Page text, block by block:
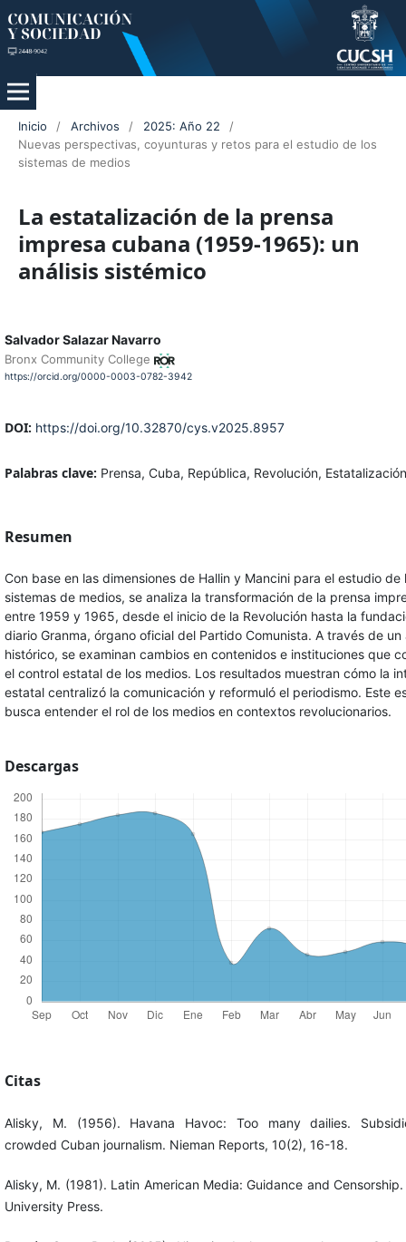
Inicio / Archivos / 2025: Año 22
/
Nuevas perspectivas, coyunturas y retos para el estudio de los
sistemas de medios
La estatalización de la prensa
impresa cubana (1959-1965): un
análisis sistémico
Salvador Salazar Navarro
Bronx Community College
https://orcid.org/0000-0003-0782-3942
DOI: https://doi.org/10.32870/cys.v2025.8957
Palabras clave: Prensa, Cuba, República, Revolución, Estatalización
Resumen
Con base en las dimensiones de Hallin y Mancini para el estudio de
sistemas de medios, se analiza la transformación de la prensa
entre 1959 y 1965, desde el inicio de la Revolución hasta la
diario Granma, órgano oficial del Partido Comunista. A través de un
histórico, se examinan cambios en contenidos e instituciones que
el control estatal de los medios. Los resultados muestran cómo la
estatal centralizó la comunicación y reformuló el periodismo. Este
busca entender el rol de los medios en contextos revolucionarios.
Descargas
Citas
Alisky, M. (1956). Havana Havoc: Too many dailies.
crowded Cuban journalism. Nieman Reports, 10(2), 16-18.
Alisky, M. (1981). Latin American Media: Guidance and
University Press.